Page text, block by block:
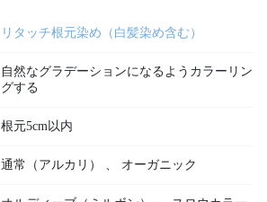
リタッチ根元染め（白髪染め含む）
自然なグラデーションになるようカラーリン
グする
根元5cm以内
通常（アルカリ） 、 オーガニック